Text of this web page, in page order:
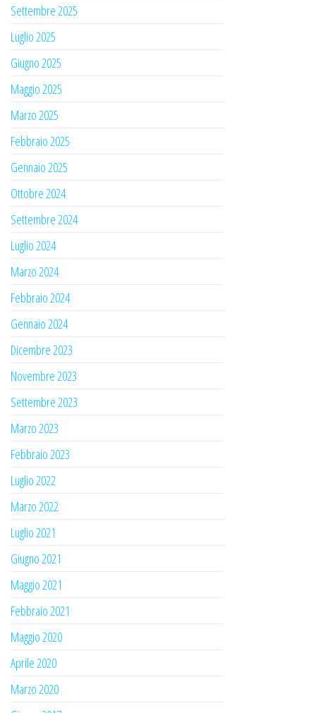
Settembre 2025
Luglio 2025
Giugno 2025
Maggio 2025
Marzo 2025
Febbraio 2025
Gennaio 2025
Ottobre 2024
Settembre 2024
Luglio 2024
Marzo 2024
Febbraio 2024
Gennaio 2024
Dicembre 2023
Novembre 2023
Settembre 2023
Marzo 2023
Febbraio 2023
Luglio 2022
Marzo 2022
Luglio 2021
Giugno 2021
Maggio 2021
Febbraio 2021
Maggio 2020
Aprile 2020
Marzo 2020